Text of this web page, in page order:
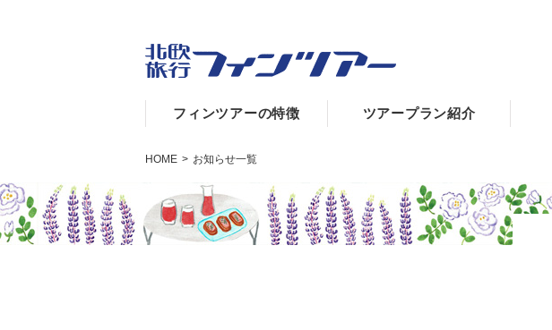
フィンツアーの特徴 ツアープラン紹介
HOME > お知らせ一覧